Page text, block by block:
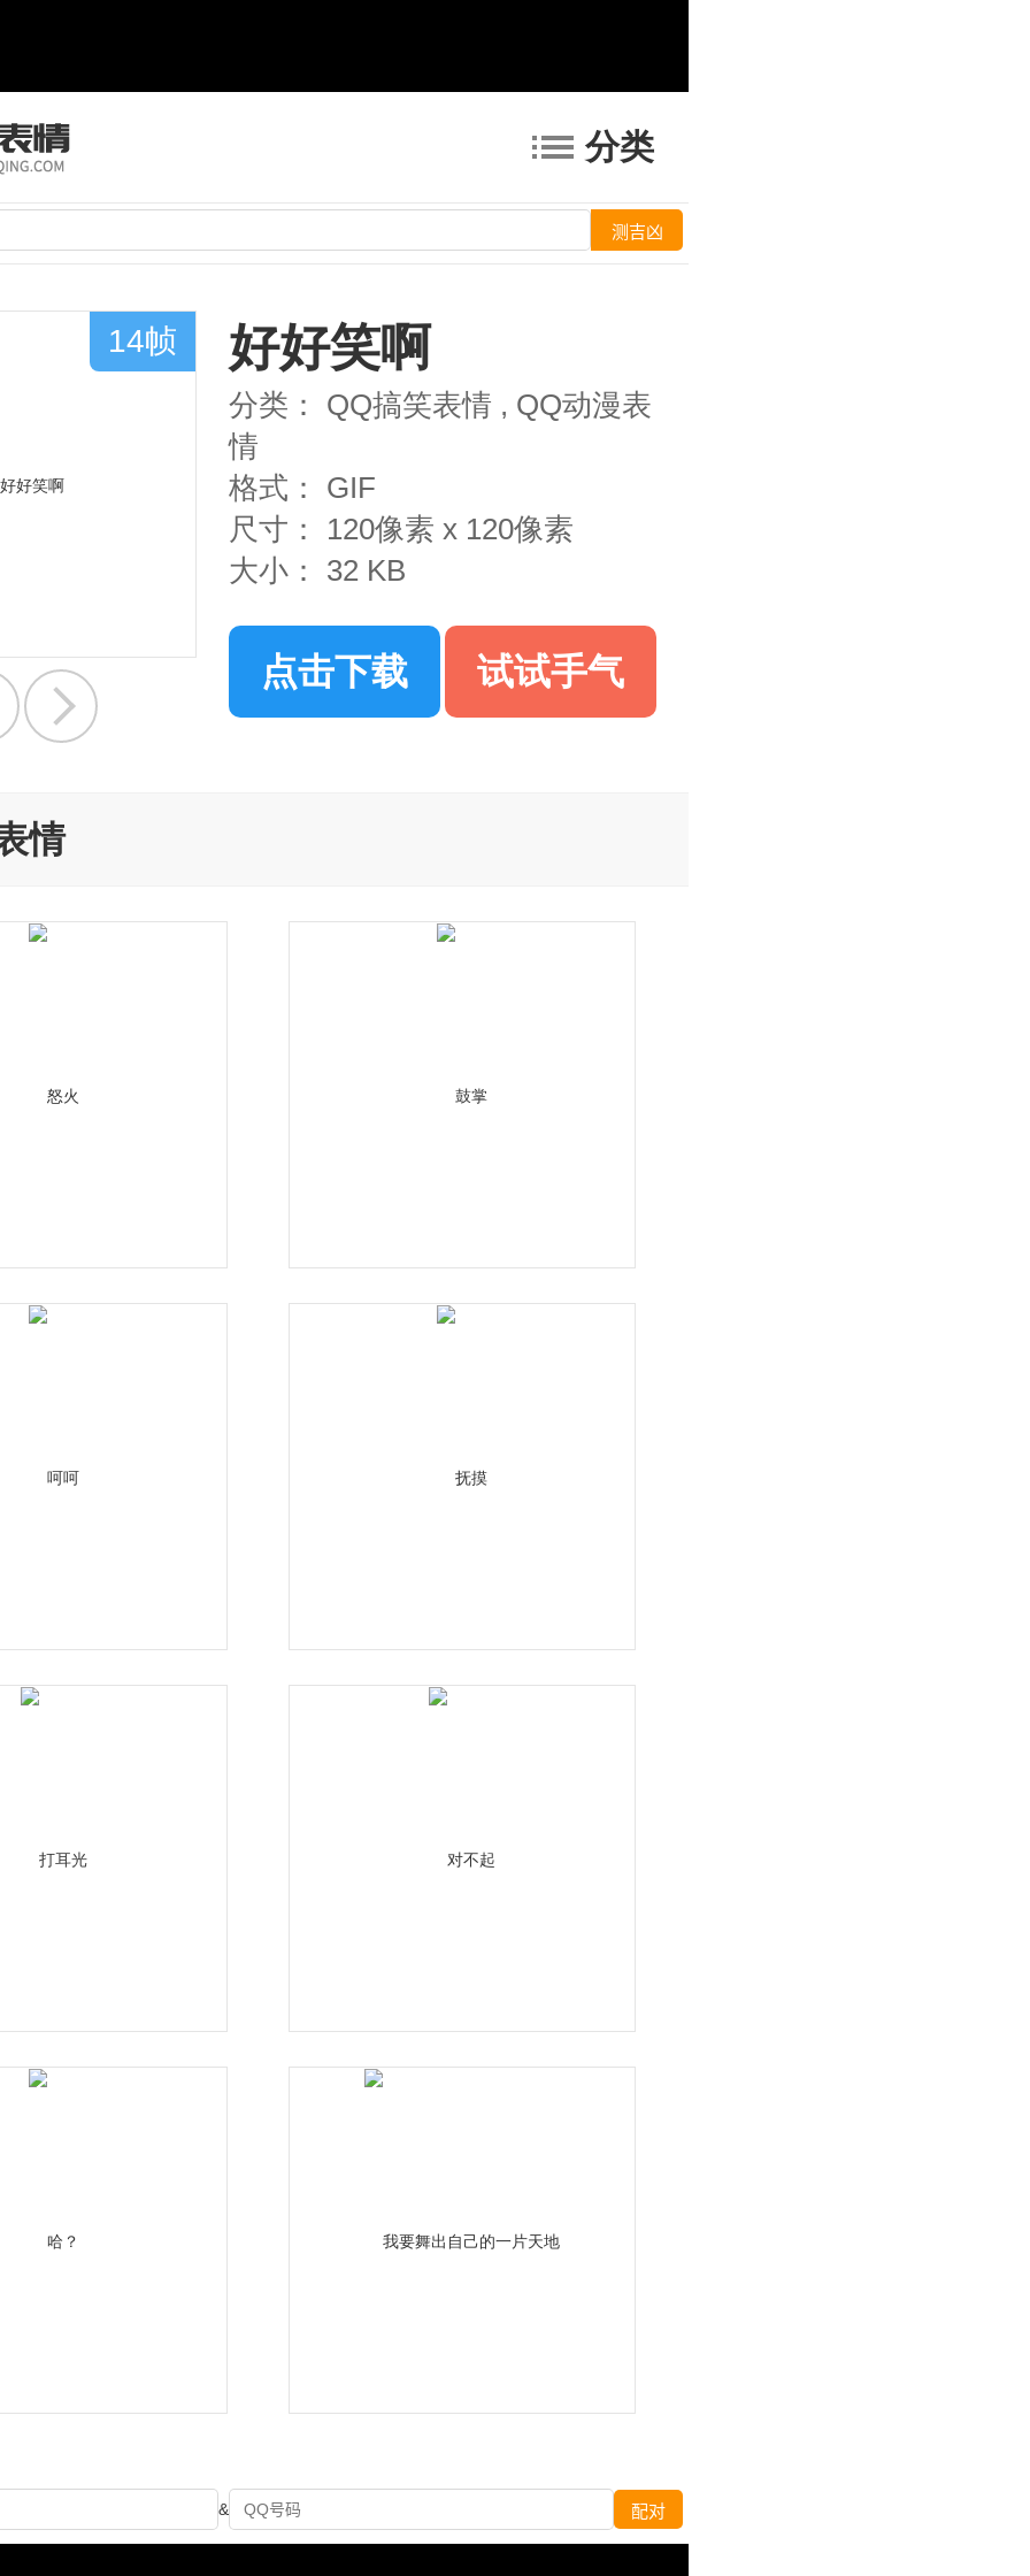
分类
14帧 好好笑啊
分类： QQ搞笑表情 , QQ动漫表
情
格式：
GIF
尺寸：
120像素 x 120像素
大小：
32 KB
点击下载 试试手气
情